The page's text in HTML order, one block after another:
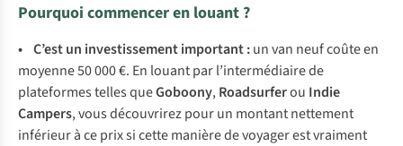
Pourquoi commencer en louant ?
• C’est un investissement important :un van neuf coûte en
moyenne 50 000 €. En louant par l’intermédiaire de
plateformes telles queGoboony,Roadsurferou Indie
Campers, vous découvrirez pour un montant nettement
inférieur à ce prix si cette manière de voyager est vraiment